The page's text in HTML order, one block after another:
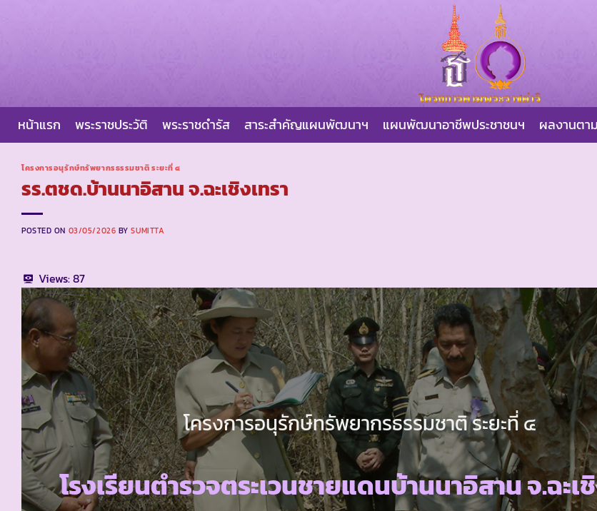
หน้าแรก พระราชประวัติ พระราชดำรัส สาระสำคัญแผนพัฒนาฯ แผนพัฒนาอาชีพประชาชนฯ ผลงานตา
โครงการอนุรักษ์ทรัพยากรธรรมชาติ ระยะที่ ๔
รร.ตชด.บ้านนาอิสาน จ.ฉะเชิงเทรา
POSTED ON 03/05/2026 BYSUMITTA
Views:87
โครงการอนุรักษ์ทรัพยากรธรรมชาติ ระยะที่ ๔
โรงเรียนตำรวจตระเวนชายแดนบ้านนาอิสาน จ.ฉะเ